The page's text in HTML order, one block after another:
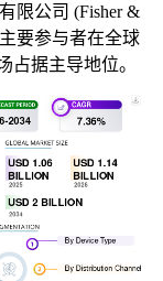
限公司 (Fisher &
主要参与者在全球
占据主导地位。